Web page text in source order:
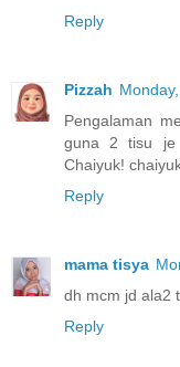
Reply
Pizzah
Pengalaman
guna 2 tisu je
Chaiyuk!
Reply
mama tisya
dh mcm jd ala2
Reply